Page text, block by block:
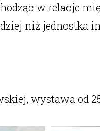
w relacje
niż jednostka
wystawa od